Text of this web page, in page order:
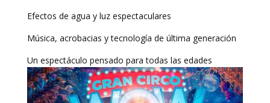
Efectos de agua y luz espectaculares
Música, acrobacias y tecnología de última generación
Un espectáculo pensado para todas las edades